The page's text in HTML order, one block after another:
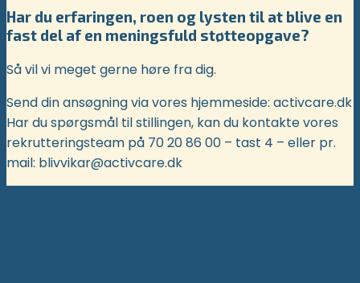
Har du erfaringen, roen og lysten til at blive en
fast del af en meningsfuld støtteopgave?
Så vil vi meget gerne høre fra dig.
Send din ansøgning via vores hjemmeside: activcare.dk
Har du spørgsmål til stillingen, kan du kontakte vores
rekrutteringsteam på 70 20 86 00 – tast 4 – eller pr.
mail: blivvikar@activcare.dk